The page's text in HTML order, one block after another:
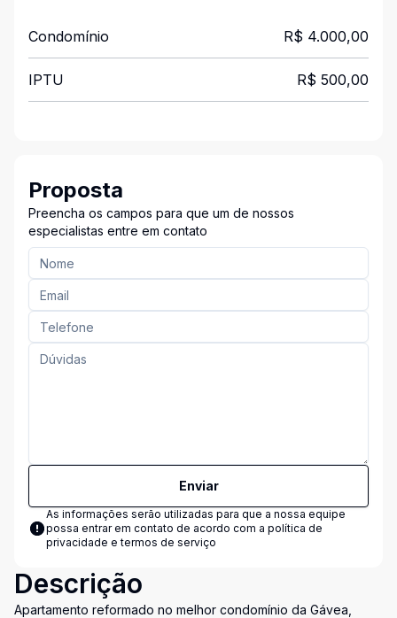
Condomínio R$ 4.000,00
IPTU R$ 500,00
Proposta
Preencha os campos para que um de nossos
especialistas entre em contato
Enviar
As informações serão utilizadas para que a nossa equipe
possa entrar em contato de acordo com a política de
privacidade e termos de serviço
Descrição
Apartamento reformado no melhor condomínio da Gávea,